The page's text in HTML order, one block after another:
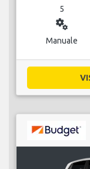
5
miscellaneous_services
Manuale